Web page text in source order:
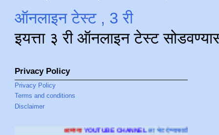
ऑनलाइन टेस्ट , 3 री
इयत्ता ३ री ऑनलाइन टेस्ट
Privacy Policy
Privacy Policy
Terms and conditions
Disclaimer
YOUTUBE CHANNELला भेट देण्यासाठी क्लिक करा .